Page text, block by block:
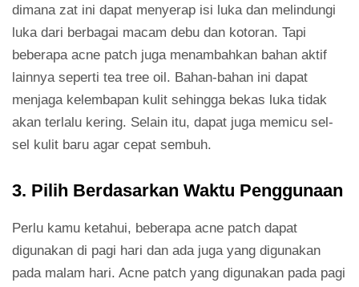
dimana zat ini dapat menyerap isi luka dan melindungi
luka dari berbagai macam debu dan kotoran. Tapi
beberapa acne patch juga menambahkan bahan aktif
lainnya seperti tea tree oil. Bahan-bahan ini dapat
menjaga kelembapan kulit sehingga bekas luka tidak
akan terlalu kering. Selain itu, dapat juga memicu sel-
sel kulit baru agar cepat sembuh.
3. Pilih Berdasarkan Waktu Penggunaan
Perlu kamu ketahui, beberapa acne patch dapat
digunakan di pagi hari dan ada juga yang digunakan
pada malam hari. Acne patch yang digunakan pada pagi